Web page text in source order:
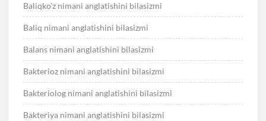
Baliqko’z nimani anglatishini bilasizmi
Baliq nimani anglatishini bilasizmi
Balans nimani anglatishini bilasizmi
Bakterioz nimani anglatishini bilasizmi
Bakteriolog nimani anglatishini bilasizmi
Bakteriya nimani anglatishini bilasizmi